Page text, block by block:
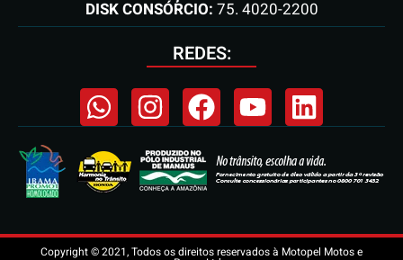
DISK CONSÓRCIO: 75. 4020-2200
REDES:
Copyright © 2021, Todos os direitos reservados à Motopel Motos e